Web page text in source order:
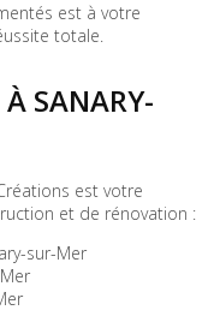
est à votre
totale.
À SANARY-
est votre
et de rénovation :
sur-Mer